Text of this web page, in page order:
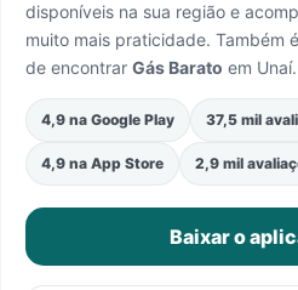
disponíveis na sua região e
muito mais praticidade. Também
de encontrar Gás Barato em Unaí.
4,9 na Google Play 37,5 mil
4,9 na App Store 2,9 mil
Baixar o